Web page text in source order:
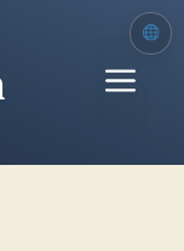
メ